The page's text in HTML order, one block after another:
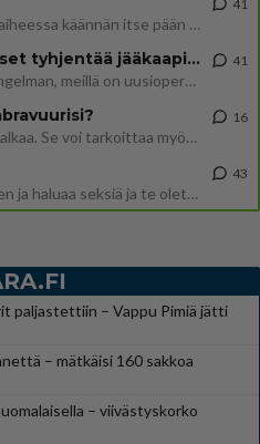
Mutta mies vain tuijottaa, siinä vaiheessa käännän itse pään pois. Mikä juttu? Yleensä jos joku tuijottaa tai katsoo, hä
41
Uusioperheen aikuiset lapset tyhjentää jääkaapin käydessään
Miten selvittäisitte seuraavan ongelman, meillä on uusioperhe, minulla teini-ikäiset lapset ja puolisolla aikuiset, jotk
41
Lomat on monella lomailtu ja arki alkaa. Se voi tarkoittaa myös sitä, että grillailut on grillattu ja palataan arjen ruo
16
Miksi se että mies on seksuaalinen ja haluaa seksiä ja te olette hänen mielestänne haluttava on vastenmielistä? Mikä sii
43
paljastettiin – Vappu Pimiä jätti
– mätkäisi 160 sakkoa
– viivästyskorko